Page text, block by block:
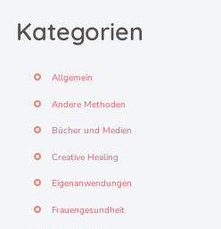
Kategorien
Allgemein
Andere Methoden
Bücher und Medien
Creative Healing
Eigenanwendungen
Frauengesundheit